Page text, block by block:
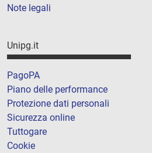
Note legali
Unipg.it
PagoPA
Piano delle performance
Protezione dati personali
Sicurezza online
Tuttogare
Cookie